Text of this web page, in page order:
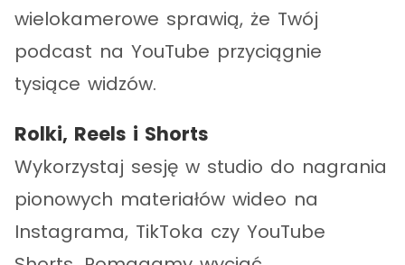
wielokamerowe sprawią, że Twój
podcast na YouTube przyciągnie
tysiące widzów.
Rolki, Reels i Shorts
Wykorzystaj sesję w studio do nagrania
pionowych materiałów wideo na
Instagrama, TikToka czy YouTube